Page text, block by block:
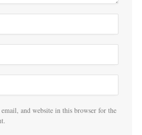
and website in this browser for the